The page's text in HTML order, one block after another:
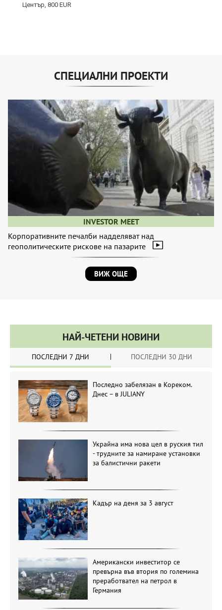
СПЕЦИАЛНИ ПРОЕКТИ
INVESTOR MEET
Корпоративните печалби надделяват над
геополитическите рискове на пазарите
ВИЖ ОЩЕ
НАЙ-ЧЕТЕНИ НОВИНИ
ПОСЛЕДНИ 7 ДНИ ПОСЛЕДНИ 30 ДНИ
Последно забелязан в Кореком.
Днес – в JULIANY
Украйна има нова цел в руския тил
- трудните за намиране установки
за балистични ракети
Кадър на деня за 3 август
Американски инвеститор се
превърна във втория по големина
преработвател на петрол в
Германия